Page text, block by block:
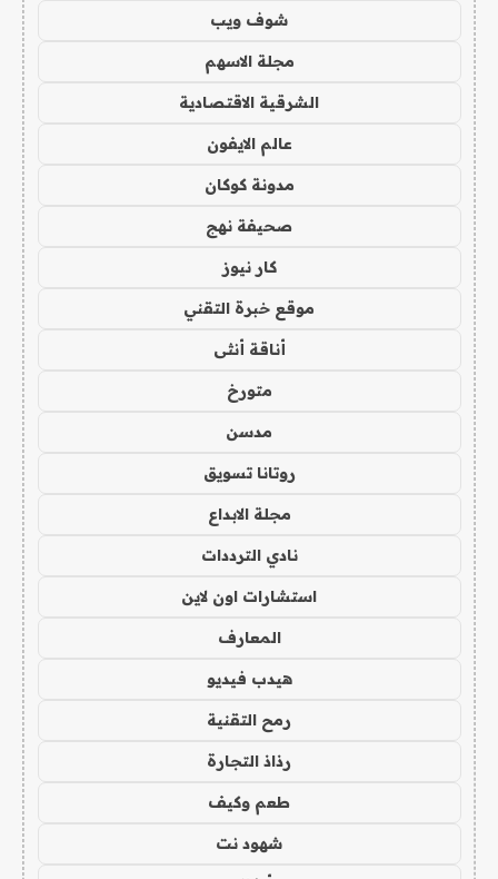
شوف ويب
مجلة الاسهم
الشرقية الاقتصادية
عالم الايفون
مدونة كوكان
صحيفة نهج
كار نيوز
موقع خبرة التقني
أناقة أنثى
متورخ
مدسن
روتانا تسويق
مجلة الابداع
نادي الترددات
استشارات اون لاين
المعارف
هيدب فيديو
رمح التقنية
رذاذ التجارة
طعم وكيف
شهود نت